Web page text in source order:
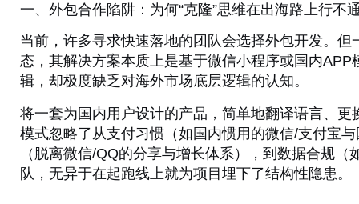
一、外包合作陷阱：为何“克隆”思维在出海路上行不
当前，许多寻求快速落地的团队会选择外包开发。
态，其解决方案本质上是基于微信小程序或国内
辑，却极度缺乏对海外市场底层逻辑的认知。
将一套为国内用户设计的产品，简单地翻译语言、
模式忽略了从支付习惯（如国内惯用的微信/支付宝
（脱离微信/QQ的分享与增长体系），到数据合规
队，无异于在起跑线上就为项目埋下了结构性隐患。